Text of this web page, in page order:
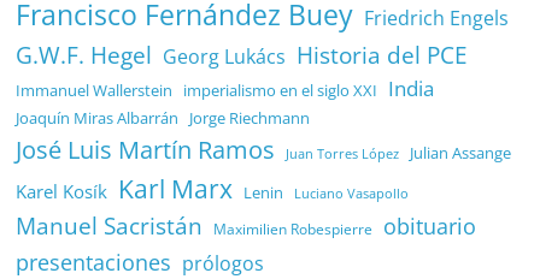
Francisco Fernández Buey Friedrich Engels
G.W.F. Hegel Georg Lukács Historia del PCE
Immanuel Wallerstein imperialismo en el siglo XXI India
Joaquín Miras Albarrán Jorge Riechmann
José Luis Martín Ramos Juan Torres López Julian Assange
Karel Kosík Karl Marx Lenin Luciano Vasapollo
Manuel Sacristán Maximilien Robespierre
obituario
presentaciones prólogos